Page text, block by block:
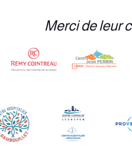
Merci de leur